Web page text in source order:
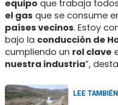
equipo que trabaja
el gas que se consume
países vecinos. Estoy
bajo la conducción de
cumpliendo un rol clave
nuestra industria”,
LEE TAMBIÉN